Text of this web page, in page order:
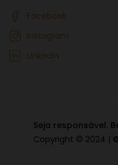
Facebook
Instagram
Linkedin
Seja responsável.
Copyright © 2024 |